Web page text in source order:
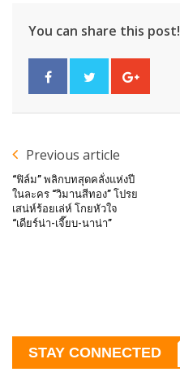
You can share this post!
Previous article
“ฟิล์ม” พลิกบทสุดคลั่งแห่งปี
ในละคร “วิมานสีทอง” โปรย
เสน่ห์ร้อยเล่ห์ โกยหัวใจ
“เดียร์น่า-เจี๊ยบ-นาน่า”
STAY CONNECTED